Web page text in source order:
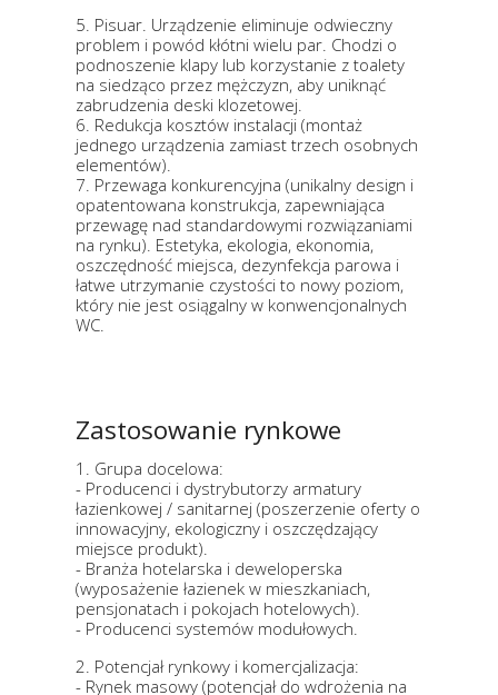
5. Pisuar. Urządzenie eliminuje odwieczny
problem i powód kłótni wielu par. Chodzi o
podnoszenie klapy lub korzystanie z toalety
na siedząco przez mężczyzn, aby uniknąć
zabrudzenia deski klozetowej.
6. Redukcja kosztów instalacji (montaż
jednego urządzenia zamiast trzech osobnych
elementów).
7. Przewaga konkurencyjna (unikalny design i
opatentowana konstrukcja, zapewniająca
przewagę nad standardowymi rozwiązaniami
na rynku). Estetyka, ekologia, ekonomia,
oszczędność miejsca, dezynfekcja parowa i
łatwe utrzymanie czystości to nowy poziom,
który nie jest osiągalny w konwencjonalnych
WC.
Zastosowanie rynkowe
1. Grupa docelowa:
- Producenci i dystrybutorzy armatury
łazienkowej / sanitarnej (poszerzenie oferty o
innowacyjny, ekologiczny i oszczędzający
miejsce produkt).
- Branża hotelarska i deweloperska
(wyposażenie łazienek w mieszkaniach,
pensjonatach i pokojach hotelowych).
- Producenci systemów modułowych.
2. Potencjał rynkowy i komercjalizacja:
- Rynek masowy (potencjał do wdrożenia na